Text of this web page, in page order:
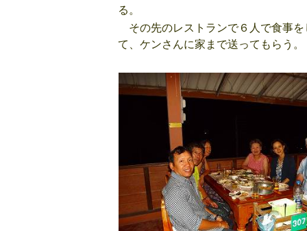
る。
その先のレストランで６人で食事
て、ケンさんに家まで送ってもらう。